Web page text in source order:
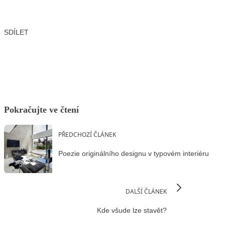
SDÍLET
Pokračujte ve čtení
PŘEDCHOZÍ ČLÁNEK
Poezie originálního designu v typovém interiéru
DALŠÍ ČLÁNEK
Kde všude lze stavět?